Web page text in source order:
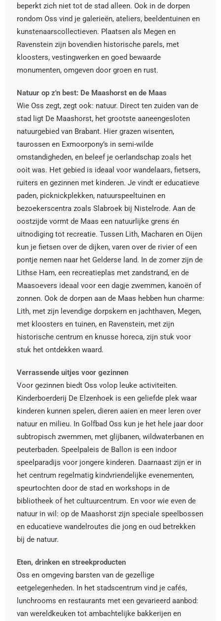
beperkt zich niet tot de stad alleen. Ook in de dorpen
rondom Oss vind je galerieën, ateliers, beeldentuinen en
kunstenaarscollectieven. Plaatsen als Megen en
Ravenstein zijn bovendien historische parels, met
kloosters, vestingwerken en goed bewaarde
monumenten, omgeven door groen en rust.
Natuur op z'n best: De Maashorst en de Maas
Wie Oss zegt, zegt ook: natuur. Direct ten zuiden van de
stad ligt De Maashorst, het grootste aaneengesloten
natuurgebied van Brabant. Hier grazen wisenten,
taurossen en Exmoorpony’s in semi-wilde
omstandigheden, en beleef je oerlandschap zoals het
ooit was. Het gebied is ideaal voor wandelaars, fietsers,
ruiters en gezinnen met kinderen. Je vindt er educatieve
paden, picknickplekken, natuurspeeltuinen en
bezoekerscentra zoals Slabroek bij Nistelrode. Aan de
oostzijde vormt de Maas een natuurlijke grens én
uitnodiging tot recreatie. Tussen Lith, Macharen en Oijen
kun je fietsen over de dijken, varen over de rivier of een
pontje nemen naar het Gelderse land. In de zomer zijn de
Lithse Ham, een recreatieplas met zandstrand, en de
Maasoevers ideaal voor een dagje zwemmen, kanoën of
zonnen. Ook de dorpen aan de Maas hebben hun charme:
Lith, met zijn levendige dorpskern en jachthaven, Megen,
met kloosters en tuinen, en Ravenstein, met zijn
historische centrum en knusse horeca, zijn stuk voor
stuk het ontdekken waard.
Verrassende uitjes voor gezinnen
Voor gezinnen biedt Oss volop leuke activiteiten.
Kinderboerderij De Elzenhoek is een geliefde plek waar
kinderen kunnen spelen, dieren aaien en meer leren over
natuur en milieu. In Golfbad Oss kun je het hele jaar door
subtropisch zwemmen, met glijbanen, wildwaterbanen en
peuterbaden. Speelpaleis de Ballon is een indoor
speelparadijs voor jongere kinderen. Daarnaast zijn er in
het centrum regelmatig kindvriendelijke evenementen,
speurtochten door de stad en workshops in de
bibliotheek of het cultuurcentrum. En voor wie even de
natuur in wil: op de Maashorst zijn speciale speelbossen
en educatieve wandelroutes die jong en oud betrekken
bij de natuur.
Eten, drinken en streekproducten
Oss en omgeving barsten van de gezellige
eetgelegenheden. In het stadscentrum vind je cafés,
lunchrooms en restaurants met een gevarieerd aanbod:
van wereldkeuken tot ambachtelijke bakkerijen en